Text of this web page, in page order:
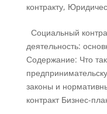
контракту,
Социальный
деятельность:
Содержание: Что
законы и
контракт Бизнес-